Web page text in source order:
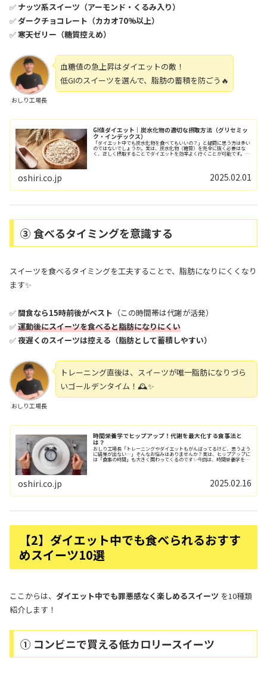
✅ ナッツ系スイーツ（アーモンド・くるみ入り）
✅ダークチョコレート（カカオ70%以上）
✅寒天ゼリー（糖質控えめ）
おしり工場長
血糖値の急上昇はダイエットの敵！
低GIのスイーツを選んで、脂肪の蓄積を防ごう🔥
GI値ダイエット｜炭水化物の適切な摂取方法（グリセミッ
ク・インデックス）
「ダイエット中でも炭水化物を食べてもいいの？」と疑問に思う方は多い
のではないでしょうか。実は、炭水化物（糖質）を完全に抜く必要はな
く、正しく摂取することでダイエットを効率よく行くことが可能です。お
oshiri.co.jp 2025.02.01
③ 食べるタイミングを意識する
スイーツを食べるタイミングを工夫することで、脂肪になりにくくなり
ます✨
✅ 間食なら15時前後がベスト （この時間帯は代謝が活発）
✅運動後にスイーツを食べると脂肪になりにくい
✅ 夜遅くのスイーツは控える（脂肪として蓄積しやすい）
おしり工場長
トレーニング直後は、スイーツが唯一脂肪になりづら
いゴールデンタイム！🕰️✨
時間栄養学でヒップアップ！代謝を最大化する食事法と
は？
おしり工場長「トレーニングやダイエットもがんばってるけど、思うよう
に結果が出ない…」そんなお悩みはありませんか？実は、ヒップアップに
は「食事の時間」も大きく関わってくるのです✨今回は、時間栄養学を駆
oshiri.co.jp 2025.02.16
【2】ダイエット中でも食べられるおすす
めスイーツ10選
ここからは、 ダイエット中でも罪悪感なく楽しめるスイーツ を10種類
紹介します！
① コンビニで買える低カロリースイーツ